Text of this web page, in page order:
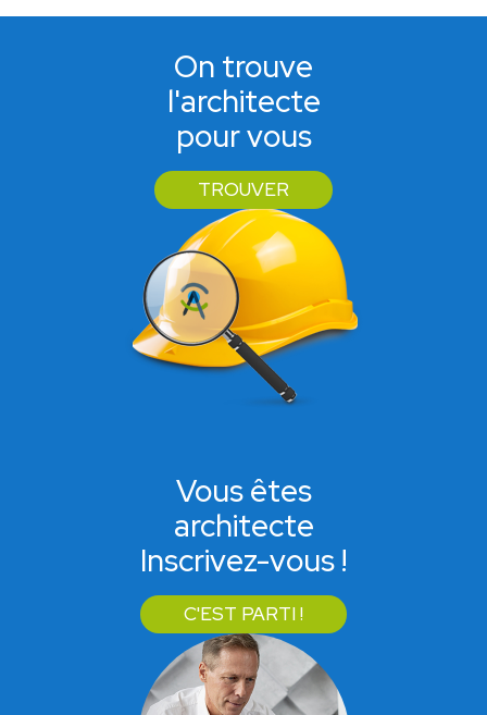
On trouve
l'architecte
pour vous
TROUVER
Vous êtes
architecte
Inscrivez-vous !
C'EST PARTI !